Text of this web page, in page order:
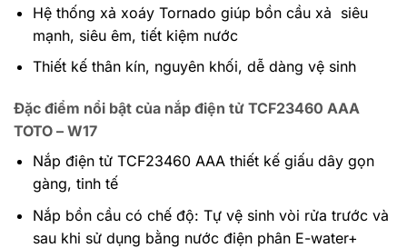
Hệ thống xả xoáy Tornado giúp bồn cầu xả siêu
mạnh, siêu êm, tiết kiệm nước
Thiết kế thân kín, nguyên khối, dễ dàng vệ sinh
Đặc điểm nổi bật của nắp điện tử TCF23460 AAA
TOTO – W17
Nắp điện tử TCF23460 AAA thiết kế giấu dây gọn
gàng, tinh tế
Nắp bồn cầu có chế độ: Tự vệ sinh vòi rửa trước và
sau khi sử dụng bằng nước điện phân E-water+